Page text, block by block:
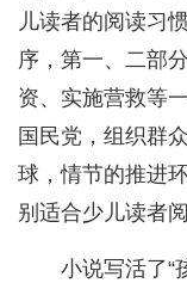
儿读者的阅读习
序，第一、二部
资、实施营救等
国民党，组织群
球，情节的推进
别适合少儿读者阅
小说写活了“